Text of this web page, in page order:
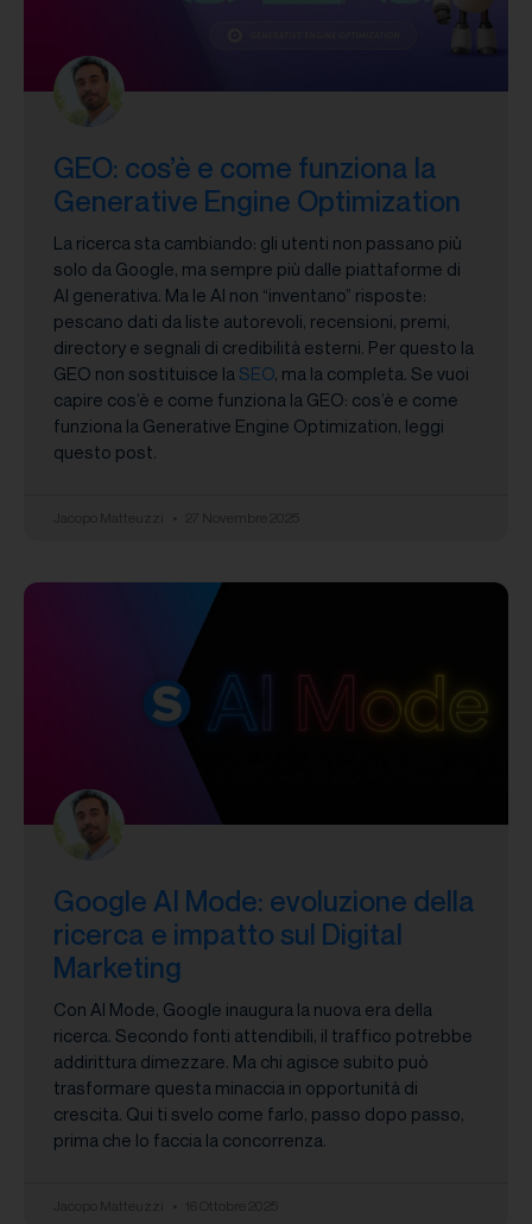
GEO: cos’è e come funziona la
Generative Engine Optimization
La ricerca sta cambiando: gli utenti non passano più
solo da Google, ma sempre più dalle piattaforme di
AI generativa. Ma le AI non “inventano” risposte:
pescano dati da liste autorevoli, recensioni, premi,
directory e segnali di credibilità esterni. Per questo la
GEO non sostituisce la SEO, ma la completa. Se vuoi
capire cos’è e come funziona la GEO: cos’è e come
funziona la Generative Engine Optimization, leggi
questo post.
Google AI Mode: evoluzione della
ricerca e impatto sul Digital
Marketing
Con AI Mode, Google inaugura la nuova era della
ricerca. Secondo fonti attendibili, il traffico potrebbe
addirittura dimezzare. Ma chi agisce subito può
trasformare questa minaccia in opportunità di
crescita. Qui ti svelo come farlo, passo dopo passo,
prima che lo faccia la concorrenza.